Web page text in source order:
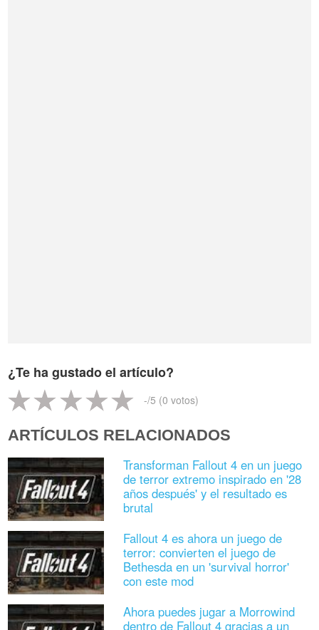
¿Te ha gustado el artículo?
-/5 (0 votos)
ARTÍCULOS RELACIONADOS
Transforman Fallout 4 en un juego
de terror extremo inspirado en '28
años después' y el resultado es
brutal
Fallout 4 es ahora un juego de
terror: convierten el juego de
Bethesda en un 'survival horror'
con este mod
Ahora puedes jugar a Morrowind
dentro de Fallout 4 gracias a un